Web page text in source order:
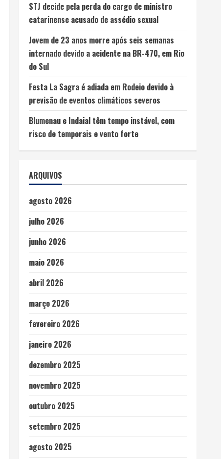
STJ decide pela perda do cargo de ministro
catarinense acusado de assédio sexual
Jovem de 23 anos morre após seis semanas
internado devido a acidente na BR-470, em Rio
do Sul
Festa La Sagra é adiada em Rodeio devido à
previsão de eventos climáticos severos
Blumenau e Indaial têm tempo instável, com
risco de temporais e vento forte
ARQUIVOS
agosto 2026
julho 2026
junho 2026
maio 2026
abril 2026
março 2026
fevereiro 2026
janeiro 2026
dezembro 2025
novembro 2025
outubro 2025
setembro 2025
agosto 2025